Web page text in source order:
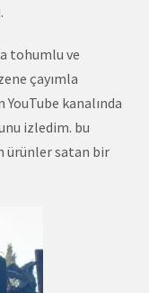
tohumlu ve
çayımla
kanalında
izledim. bu
ürünler satan bir